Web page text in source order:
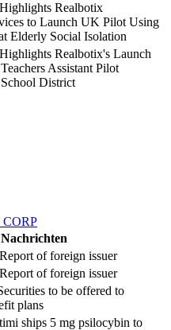
Realbotix
to Launch UK Pilot Using
Elderly Social Isolation
Realbotix's Launch
Assistant Pilot
District
of foreign issuer
of foreign issuer
to be offered to
plans
ships 5 mg psilocybin to